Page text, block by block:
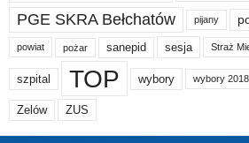
PGE SKRA Bełchatów pijany
powiat pożar sanepid sesja Straż
szpital TOP wybory wybory 2018
Zelów ZUS